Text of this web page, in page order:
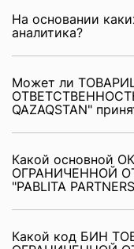
На основании
аналитика?
Может ли
QAZAQSTAN"
Какой основной
ОГРАНИЧЕННОЙ
"PABLITA
Какой код БИН